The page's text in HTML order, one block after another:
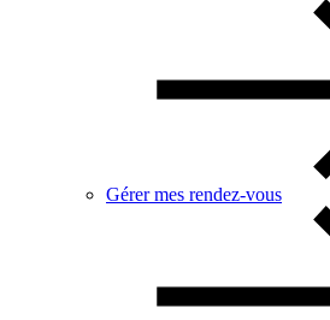
Gérer mes rendez-vous